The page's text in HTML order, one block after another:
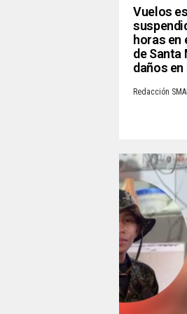
Vuelos
horas en
de Santa
daños
Redacción